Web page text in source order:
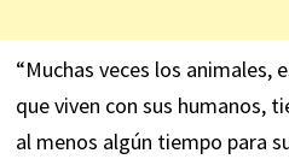
“Muchas veces los animales,
que viven con sus humanos,
al menos algún tiempo para